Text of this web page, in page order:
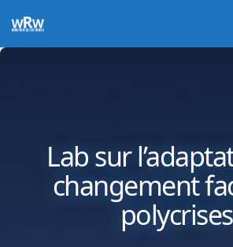
au
contenu
Lab sur
changement
polycrises